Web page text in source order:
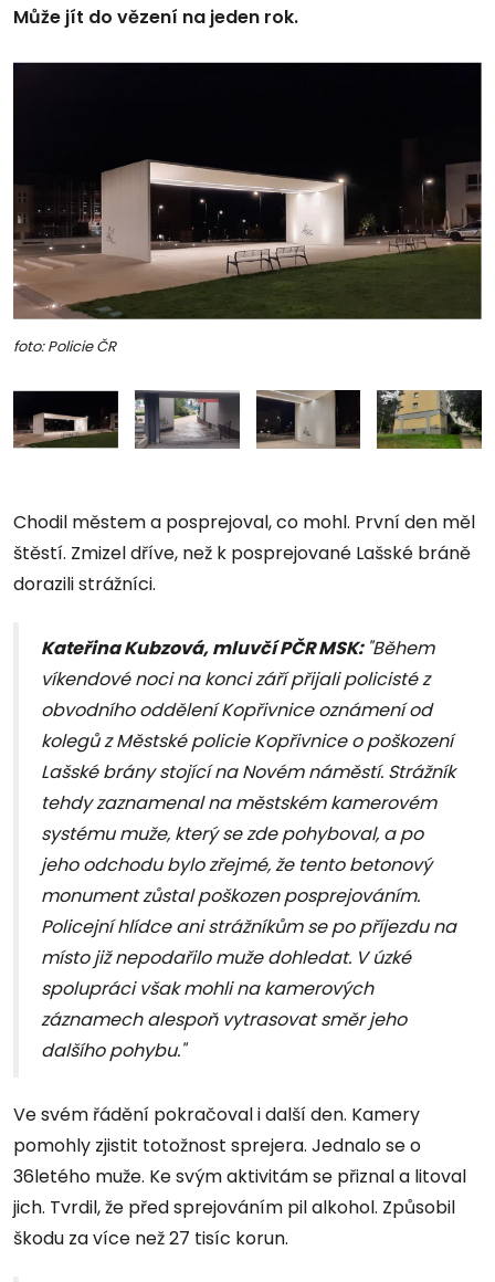
Může jít do vězení na jeden rok.
foto: Policie ČR
Chodil městem a posprejoval, co mohl. První den měl
štěstí. Zmizel dříve, než k posprejované Lašské bráně
dorazili strážníci.
Kateřina Kubzová, mluvčí PČR MSK: "Během
víkendové noci na konci září přijali policisté z
obvodního oddělení Kopřivnice oznámení od
kolegů z Městské policie Kopřivnice o poškození
Lašské brány stojící na Novém náměstí. Strážník
tehdy zaznamenal na městském kamerovém
systému muže, který se zde pohyboval, a po
jeho odchodu bylo zřejmé, že tento betonový
monument zůstal poškozen posprejováním.
Policejní hlídce ani strážníkům se po příjezdu na
místo již nepodařilo muže dohledat. V úzké
spolupráci však mohli na kamerových
záznamech alespoň vytrasovat směr jeho
dalšího pohybu."
Ve svém řádění pokračoval i další den. Kamery
pomohly zjistit totožnost sprejera. Jednalo se o
36letého muže. Ke svým aktivitám se přiznal a litoval
jich. Tvrdil, že před sprejováním pil alkohol. Způsobil
škodu za více než 27 tisíc korun.